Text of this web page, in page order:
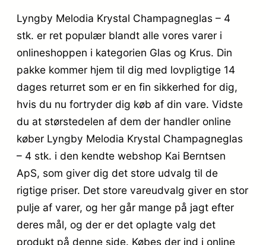
Lyngby Melodia Krystal Champagneglas – 4
stk. er ret populær blandt alle vores varer i
onlineshoppen i kategorien Glas og Krus. Din
pakke kommer hjem til dig med lovpligtige 14
dages returret som er en fin sikkerhed for dig,
hvis du nu fortryder dig køb af din vare. Vidste
du at størstedelen af dem der handler online
køber Lyngby Melodia Krystal Champagneglas
– 4 stk. i den kendte webshop Kai Berntsen
ApS, som giver dig det store udvalg til de
rigtige priser. Det store vareudvalg giver en stor
pulje af varer, og her går mange på jagt efter
deres mål, og der er det oplagte valg det
produkt på denne side. Købes der ind i online